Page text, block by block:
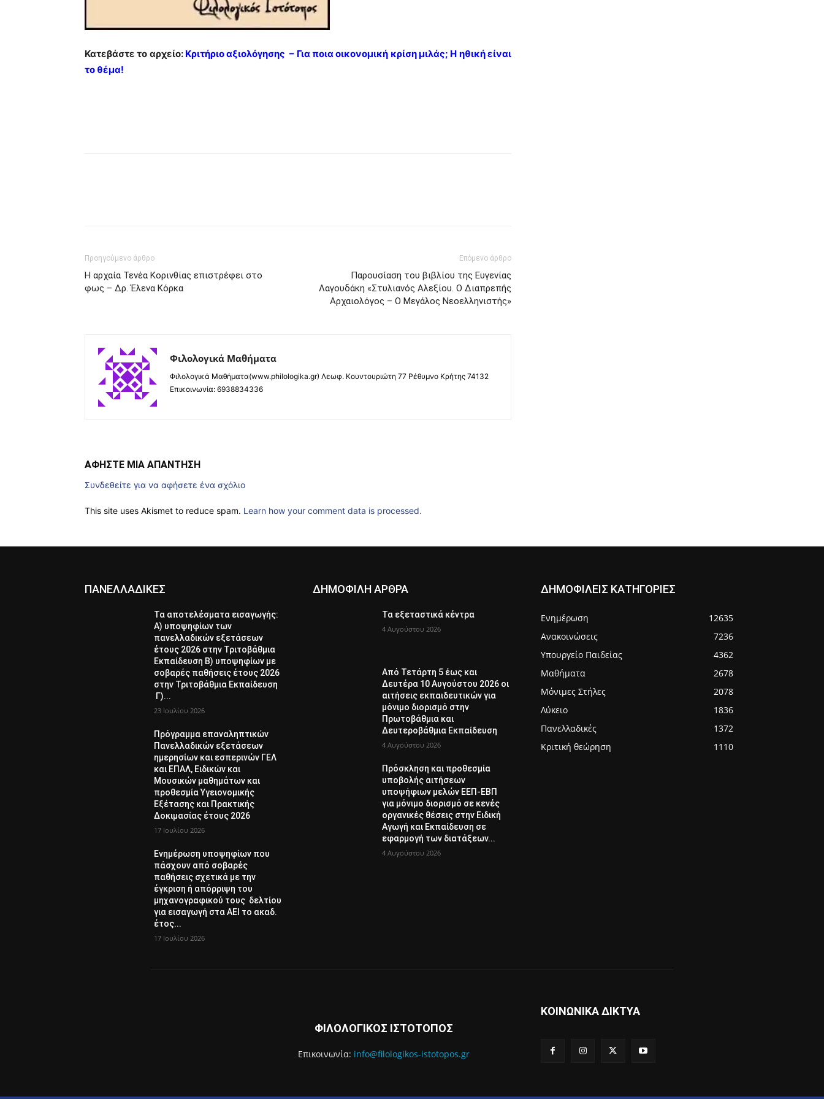
Κατεβάστε το αρχείο: Κριτήριο αξιολόγησης – Για ποια οικονομική κρίση μιλάς; Η ηθική είναι
το θέμα!
Προηγούμενο άρθρο
Η αρχαία Τενέα Κορινθίας επιστρέφει στο
φως – Δρ. Έλενα Κόρκα
Επόμενο άρθρο
Παρουσίαση του βιβλίου της Ευγενίας
Λαγουδάκη «Στυλιανός Αλεξίου. Ο Διαπρεπής
Αρχαιολόγος – Ο Μεγάλος Νεοελληνιστής»
Φιλολογικά Μαθήματα
Φιλολογικά Μαθήματα(www.philologika.gr) Λεωφ. Κουντουριώτη 77 Ρέθυμνο Κρήτης 74132
Επικοινωνία: 6938834336
ΑΦΗΣΤΕ ΜΙΑ ΑΠΑΝΤΗΣΗ
Συνδεθείτε για να αφήσετε ένα σχόλιο
This site uses Akismet to reduce spam. Learn how your comment data is processed.
ΠΑΝΕΛΛΑΔΙΚΕΣ
Τα αποτελέσματα εισαγωγής:
Α) υποψηφίων των
πανελλαδικών εξετάσεων
έτους 2026 στην Τριτοβάθμια
Εκπαίδευση Β) υποψηφίων με
σοβαρές παθήσεις έτους 2026
στην Τριτοβάθμια Εκπαίδευση
Γ)...
23 Ιουλίου 2026
Πρόγραμμα επαναληπτικών
Πανελλαδικών εξετάσεων
ημερησίων και εσπερινών ΓΕΛ
και ΕΠΑΛ, Ειδικών και
Μουσικών μαθημάτων και
προθεσμία Υγειονομικής
Εξέτασης και Πρακτικής
Δοκιμασίας έτους 2026
17 Ιουλίου 2026
Ενημέρωση υποψηφίων που
πάσχουν από σοβαρές
παθήσεις σχετικά με την
έγκριση ή απόρριψη του
μηχανογραφικού τους δελτίου
για εισαγωγή στα ΑΕΙ το ακαδ.
έτος...
17 Ιουλίου 2026
ΔΗΜΟΦΙΛΗ ΑΡΘΡΑ
Τα εξεταστικά κέντρα
4 Αυγούστου 2026
Από Τετάρτη 5 έως και
Δευτέρα 10 Αυγούστου 2026 οι
αιτήσεις εκπαιδευτικών για
μόνιμο διορισμό στην
Πρωτοβάθμια και
Δευτεροβάθμια Εκπαίδευση
4 Αυγούστου 2026
Πρόσκληση και προθεσμία
υποβολής αιτήσεων
υποψήφιων μελών ΕΕΠ-ΕΒΠ
για μόνιμο διορισμό σε κενές
οργανικές θέσεις στην Ειδική
Αγωγή και Εκπαίδευση σε
εφαρμογή των διατάξεων...
4 Αυγούστου 2026
ΔΗΜΟΦΙΛΕΙΣ ΚΑΤΗΓΟΡΙΕΣ
Ενημέρωση
12635
Ανακοινώσεις
7236
Υπουργείο Παιδείας
4362
Μαθήματα
2678
Μόνιμες Στήλες
2078
Λύκειο
1836
Πανελλαδικές
1372
Κριτική θεώρηση
1110
ΦΙΛΟΛΟΓΙΚΟΣ ΙΣΤΟΤΟΠΟΣ
Επικοινωνία: info@filologikos-istotopos.gr
ΚΟΙΝΩΝΙΚΑ ΔΙΚΤΥΑ